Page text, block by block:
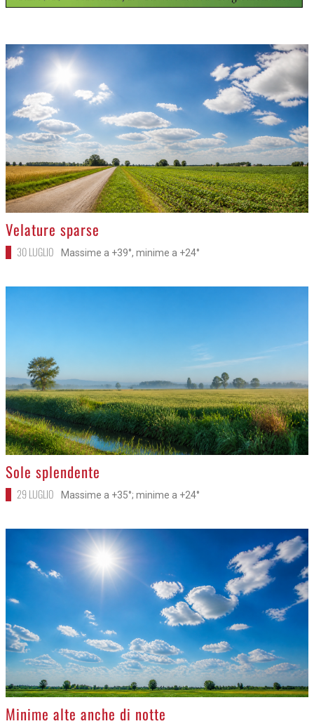
>
Velature sparse
30 LUGLIO Massime a +39°, minime a +24°
>
Sole splendente
29 LUGLIO Massime a +35°; minime a +24°
>Minime alte anche di notte